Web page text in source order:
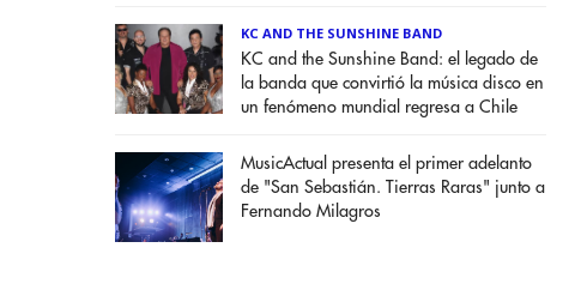
KC AND THE SUNSHINE BAND
KC and the Sunshine Band: el legado de
la banda que convirtió la música disco en
un fenómeno mundial regresa a Chile
MusicActual presenta el primer adelanto
de "San Sebastián. Tierras Raras" junto a
Fernando Milagros